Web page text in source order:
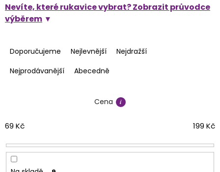
Nevíte, které rukavice vybrat? Zobrazit průvodce
výběrem
a
e
o
u
Doporučujeme Nejlevnější
Nejdražší
Nejprodávanější
Abecedně
Cena
69 Kč 199 Kč